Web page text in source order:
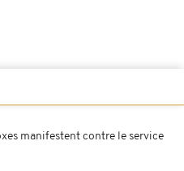
manifestent contre le service